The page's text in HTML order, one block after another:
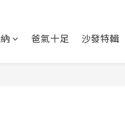
爸氣十足 沙發特輯